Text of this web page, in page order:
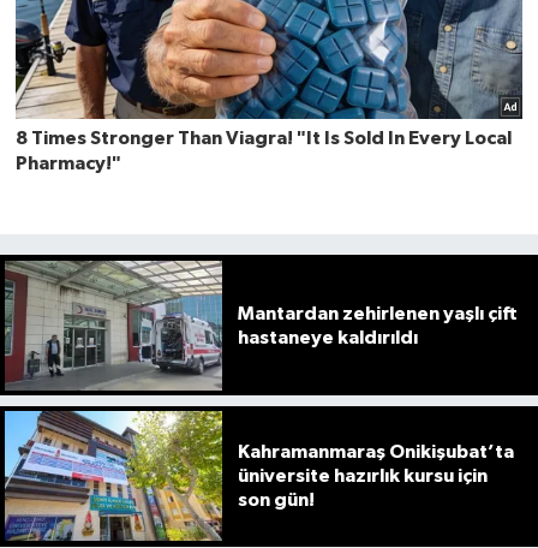
Mantardan zehirlenen yaşlı çift
hastaneye kaldırıldı
Kahramanmaraş Onikişubat’ta
üniversite hazırlık kursu için
son gün!